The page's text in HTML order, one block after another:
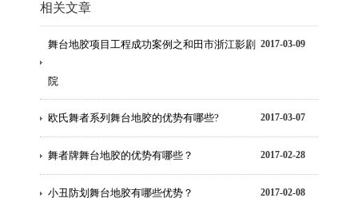
相关文章
2017-03-09
舞台地胶项目工程成功案例之和田市浙江影剧
院
2017-03-07
欧氏舞者系列舞台地胶的优势有哪些?
2017-02-28
舞者牌舞台地胶的优势有哪些？
2017-02-08
小丑防划舞台地胶有哪些优势？